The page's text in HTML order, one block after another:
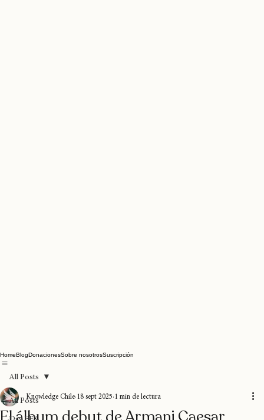
All Posts
All Posts
Knowledge Chile 18 sept 2025 1 min de lectura